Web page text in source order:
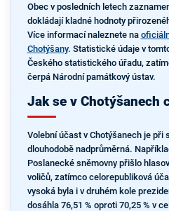
Obec v posledních letech
dokládají kladné hodnoty
Více informací naleznete na
Chotýšany. Statistické údaje v
Českého statistického úřadu,
čerpá Národní památkový ústav.
Jak se v Chotýšanech
Volební účast v Chotýšanech je
dlouhodobě nadprůměrná.
Poslanecké sněmovny přišlo
voličů, zatímco celorepubliková
vysoká byla i v druhém kole
dosáhla 76,51 % oproti 70,25 % v